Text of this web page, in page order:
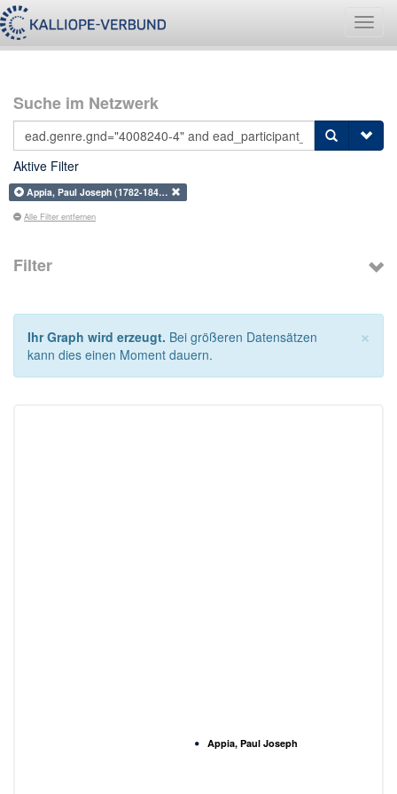
Suche im Netzwerk
Aktive Filter
Appia, Paul Joseph (1782-184…
Alle Filter entfernen
Filter
×
Ihr Graph wird erzeugt. Bei größeren Datensätzen
kann dies einen Moment dauern.
Appia, Paul Joseph